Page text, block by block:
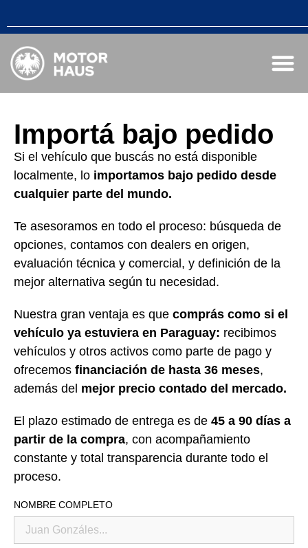
Importá bajo pedido
Si el vehículo que buscás no está disponible
localmente, lo importamos bajo pedido desde
cualquier parte del mundo.
Te asesoramos en todo el proceso: búsqueda de
opciones, contamos con dealers en origen,
evaluación técnica y comercial, y definición de la
mejor alternativa según tu necesidad.
Nuestra gran ventaja es que comprás como si el
vehículo ya estuviera en Paraguay: recibimos
vehículos y otros activos como parte de pago y
ofrecemos financiación de hasta 36 meses,
además del mejor precio contado del mercado.
El plazo estimado de entrega es de 45 a 90 días a
partir de la compra, con acompañamiento
constante y total transparencia durante todo el
proceso.
NOMBRE COMPLETO